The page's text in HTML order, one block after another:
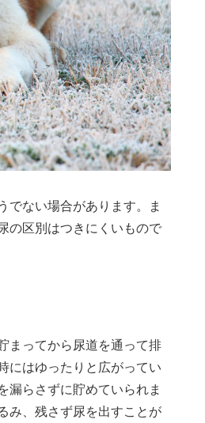
でない場合があります。ま
の区別はつきにくいもので
まってから尿道を通って排
にはゆったりと広がってい
漏らさずに貯めていられま
み、残さず尿を出すことが